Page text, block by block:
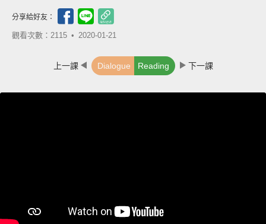
分享給好友：
觀看次數：2115 • 2020-01-21
上一課 Dialogue Reading 下一課